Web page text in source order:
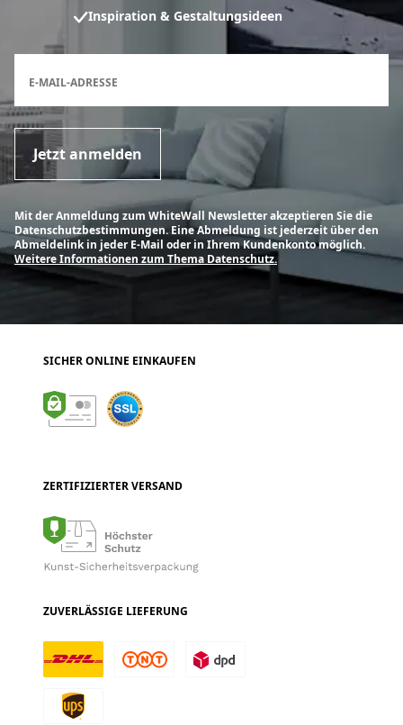
Inspiration & Gestaltungsideen
E-MAIL-ADRESSE
Jetzt anmelden
Mit der Anmeldung zum WhiteWall Newsletter akzeptieren Sie die
Datenschutzbestimmungen. Eine Abmeldung ist jederzeit über den
Abmeldelink in jeder E-Mail oder in Ihrem Kundenkonto möglich.
Weitere Informationen zum Thema Datenschutz.
SICHER ONLINE EINKAUFEN
ZERTIFIZIERTER VERSAND
ZUVERLÄSSIGE LIEFERUNG